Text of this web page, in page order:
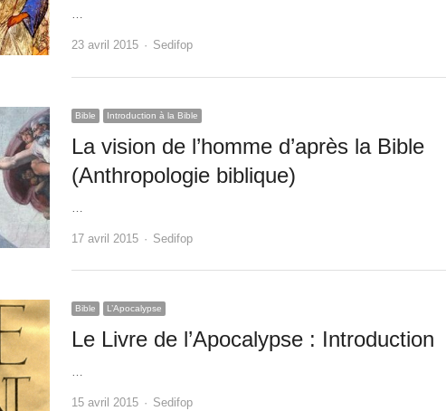
23 avril 2015 Author
Sedifop
Bible Introduction à la Bible
La vision de l’homme d’après la Bible
(Anthropologie biblique)
17 avril 2015 Author
Sedifop
Bible L’Apocalypse
Le Livre de l’Apocalypse : Introduction
…
15 avril 2015 Author
Sedifop